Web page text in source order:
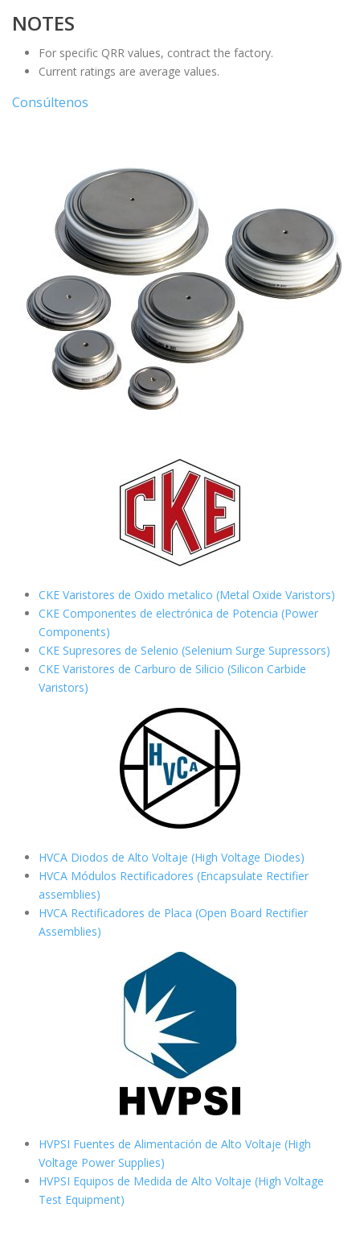
NOTES
For specific QRR values, contract the factory.
Current ratings are average values.
Consúltenos
CKE Varistores de Oxido metalico (Metal Oxide Varistors)
CKE Componentes de electrónica de Potencia (Power
Components)
CKE Supresores de Selenio (Selenium Surge Supressors)
CKE Varistores de Carburo de Silicio (Silicon Carbide
Varistors)
HVCA Diodos de Alto Voltaje (High Voltage Diodes)
HVCA Módulos Rectificadores (Encapsulate Rectifier
assemblies)
HVCA Rectificadores de Placa (Open Board Rectifier
Assemblies)
HVPSI Fuentes de Alimentación de Alto Voltaje (High
Voltage Power Supplies)
HVPSI Equipos de Medida de Alto Voltaje (High Voltage
Test Equipment)